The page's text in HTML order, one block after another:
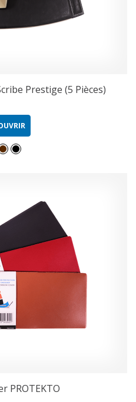
Prestige (5 Pièces)
PROTEKTO